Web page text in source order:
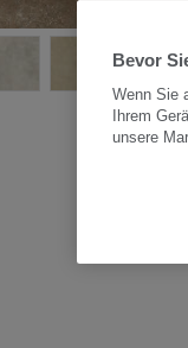
Alle
Bevor
Wenn Sie
Ihrem
unsere